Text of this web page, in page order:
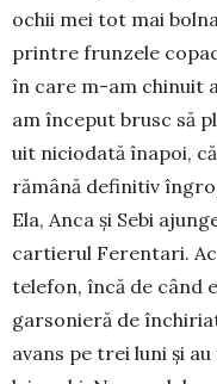
ochii mei tot mai
printre frunzele
în care m-am chinuit
am început brusc să
uit niciodată înapoi,
rămână definitiv
Ela, Anca și Sebi
cartierul Ferentari.
telefon, încă de când
garsonieră de
avans pe trei luni și